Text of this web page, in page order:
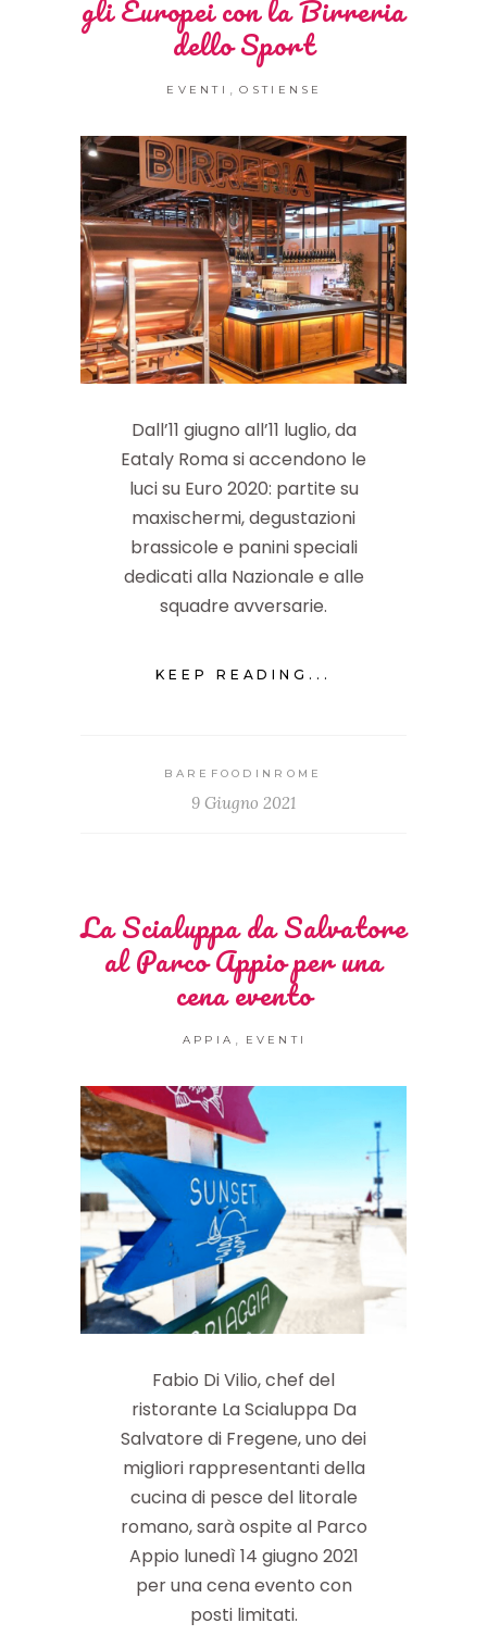
gli Europei con la Birreria
dello Sport
EVENTI OSTIENSE
Dall’11 giugno all’11 luglio, da
Eataly Roma si accendono le
luci su Euro 2020: partite su
maxischermi, degustazioni
brassicole e panini speciali
dedicati alla Nazionale e alle
squadre avversarie.
KEEP READING...
BAREFOODINROME
9 Giugno 2021
La Scialuppa da Salvatore
al Parco Appio per una
cena evento
APPIA EVENTI
Fabio Di Vilio, chef del
ristorante La Scialuppa Da
Salvatore di Fregene, uno dei
migliori rappresentanti della
cucina di pesce del litorale
romano, sarà ospite al Parco
Appio lunedì 14 giugno 2021
per una cena evento con
posti limitati.